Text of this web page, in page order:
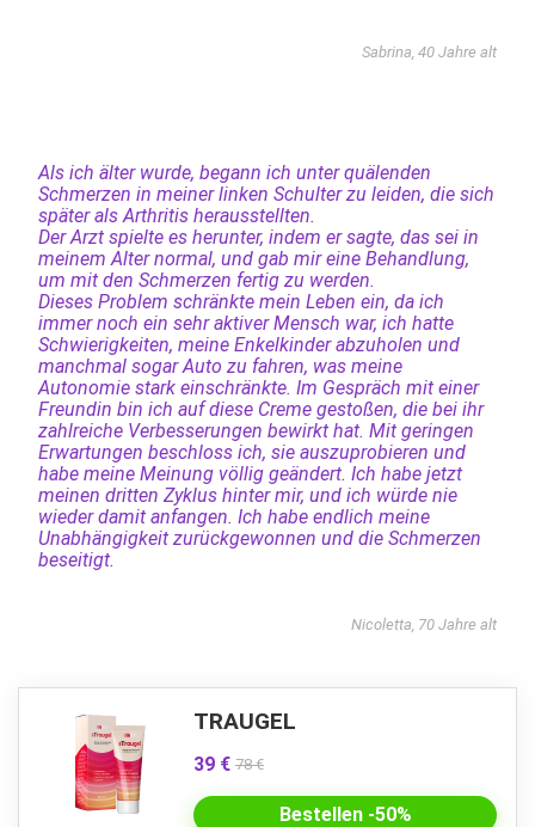
Sabrina, 40 Jahre alt
Als ich älter wurde, begann ich unter quälenden
Schmerzen in meiner linken Schulter zu leiden, die sich
später als Arthritis herausstellten.
Der Arzt spielte es herunter, indem er sagte, das sei in
meinem Alter normal, und gab mir eine Behandlung,
um mit den Schmerzen fertig zu werden.
Dieses Problem schränkte mein Leben ein, da ich
immer noch ein sehr aktiver Mensch war, ich hatte
Schwierigkeiten, meine Enkelkinder abzuholen und
manchmal sogar Auto zu fahren, was meine
Autonomie stark einschränkte. Im Gespräch mit einer
Freundin bin ich auf diese Creme gestoßen, die bei ihr
zahlreiche Verbesserungen bewirkt hat. Mit geringen
Erwartungen beschloss ich, sie auszuprobieren und
habe meine Meinung völlig geändert. Ich habe jetzt
meinen dritten Zyklus hinter mir, und ich würde nie
wieder damit anfangen. Ich habe endlich meine
Unabhängigkeit zurückgewonnen und die Schmerzen
beseitigt.
Nicoletta, 70 Jahre alt
TRAUGEL
39 € 78 €
Bestellen -50%